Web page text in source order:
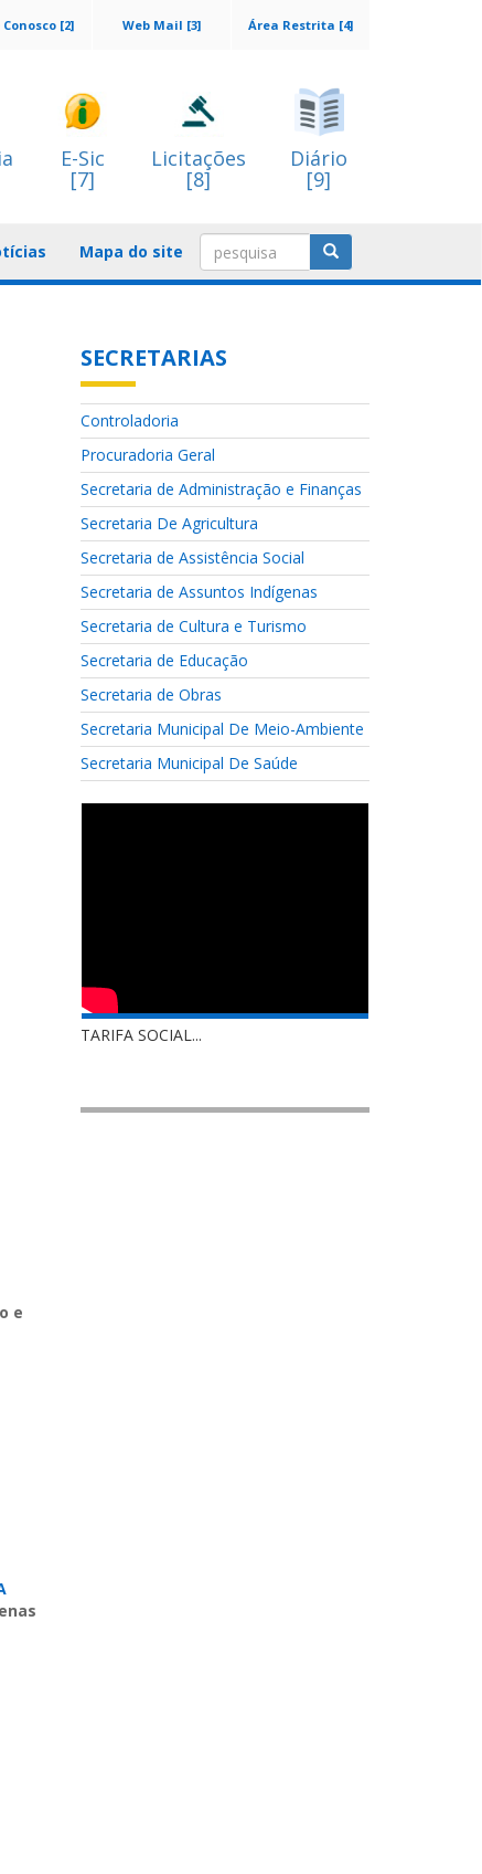
Área Restrita [4]
Web Mail [3]
[2]
E-Sic
[7]
Licitações
[8]
Diário
[9]
Mapa do site
e
SECRETARIAS
Controladoria
Procuradoria Geral
Secretaria de Administração e Finanças
Secretaria De Agricultura
Secretaria de Assistência Social
Secretaria de Assuntos Indígenas
Secretaria de Cultura e Turismo
Secretaria de Educação
Secretaria de Obras
Secretaria Municipal De Meio-Ambiente
Secretaria Municipal De Saúde
TARIFA SOCIAL...